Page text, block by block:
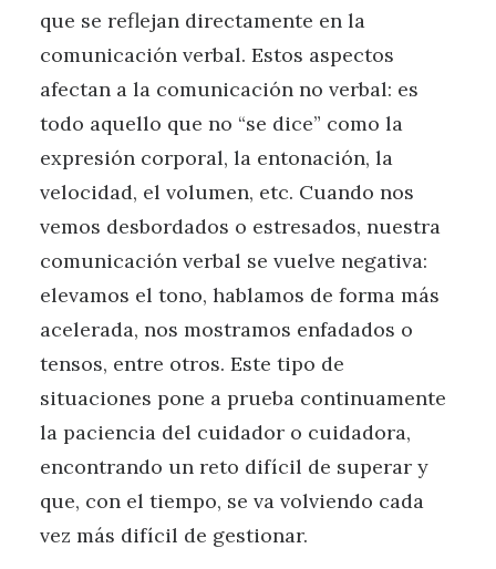
que se reflejan directamente en la
comunicación verbal. Estos aspectos
afectan a la comunicación no verbal: es
todo aquello que no “se dice” como la
expresión corporal, la entonación, la
velocidad, el volumen, etc. Cuando nos
vemos desbordados o estresados, nuestra
comunicación verbal se vuelve negativa:
elevamos el tono, hablamos de forma más
acelerada, nos mostramos enfadados o
tensos, entre otros. Este tipo de
situaciones pone a prueba continuamente
la paciencia del cuidador o cuidadora,
encontrando un reto difícil de superar y
que, con el tiempo, se va volviendo cada
vez más difícil de gestionar.